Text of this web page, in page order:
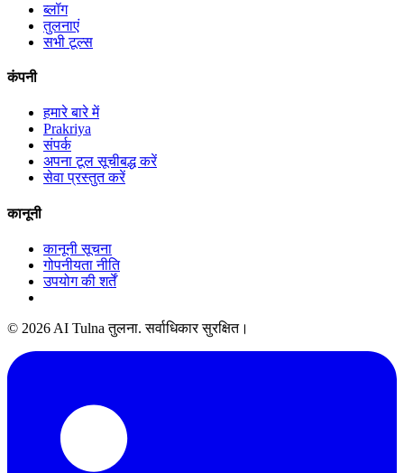
ब्लॉग
तुलनाएं
सभी टूल्स
कंपनी
हमारे बारे में
Prakriya
संपर्क
अपना टूल सूचीबद्ध करें
सेवा प्रस्तुत करें
कानूनी
कानूनी सूचना
गोपनीयता नीति
उपयोग की शर्तें
© 2026 AI Tulna तुलना. सर्वाधिकार सुरक्षित।